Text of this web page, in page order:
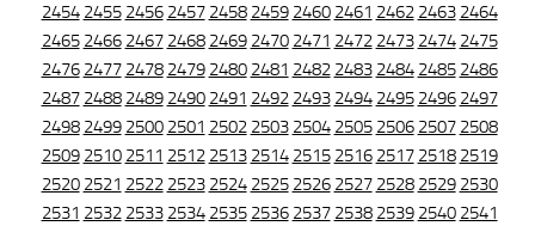
2454 2455 2456 2457 2458 2459 2460 2461 2462 2463 2464
2465 2466 2467 2468 2469 2470 2471 2472 2473 2474 2475
2476 2477 2478 2479 2480 2481 2482 2483 2484 2485 2486
2487 2488 2489 2490 2491 2492 2493 2494 2495 2496 2497
2498 2499 2500 2501 2502 2503 2504 2505 2506 2507 2508
2509 2510 2511 2512 2513 2514 2515 2516 2517 2518 2519
2520 2521 2522 2523 2524 2525 2526 2527 2528 2529 2530
2531 2532 2533 2534 2535 2536 2537 2538 2539 2540 2541